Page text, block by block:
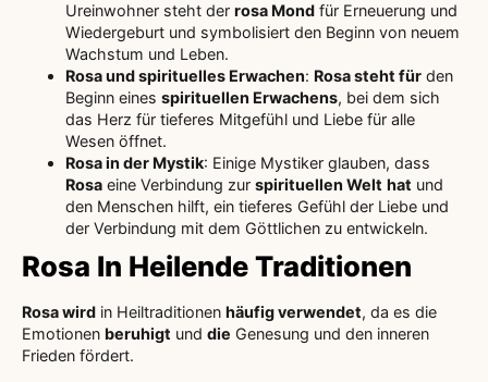
Ureinwohner steht der rosa Mond für Erneuerung und
Wiedergeburt und symbolisiert den Beginn von neuem
Wachstum und Leben.
Rosa und spirituelles Erwachen: Rosa steht für den
Beginn eines spirituellen Erwachens, bei dem sich
das Herz für tieferes Mitgefühl und Liebe für alle
Wesen öffnet.
Rosa in der Mystik: Einige Mystiker glauben, dass
Rosa eine Verbindung zur spirituellen Welt hat und
den Menschen hilft, ein tieferes Gefühl der Liebe und
der Verbindung mit dem Göttlichen zu entwickeln.
Rosa In Heilende Traditionen
Rosa wird in Heiltraditionen häufig verwendet, da es die
Emotionen beruhigt und die Genesung und den inneren
Frieden fördert.